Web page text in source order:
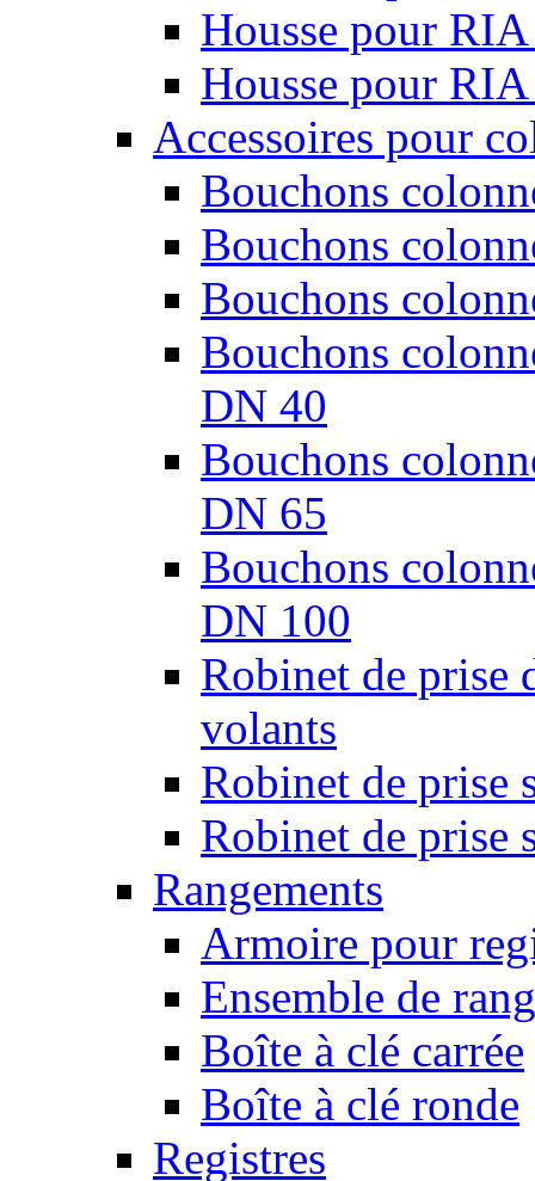
Housse pour
Housse pour
Accessoires pour
Bouchons
Bouchons
Bouchons
Bouchons
DN 40
Bouchons
DN 65
Bouchons
DN 100
Robinet de prise
volants
Robinet de prise
Robinet de prise
Rangements
Armoire pour
Ensemble de
Boîte à clé carrée
Boîte à clé ronde
Registres